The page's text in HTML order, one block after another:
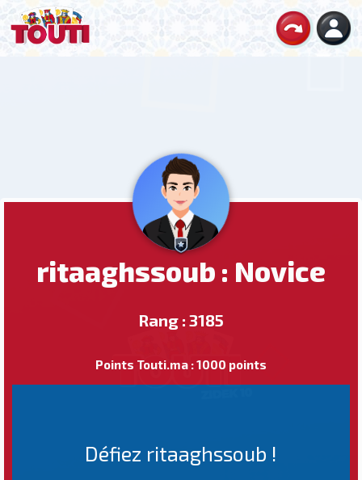
ritaaghssoub : Novice
Rang : 3185
Points Touti.ma : 1000 points
Défiez ritaaghssoub !